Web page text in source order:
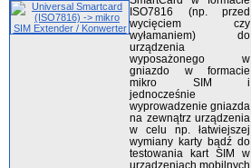
ISO7816 (np. przed
wycięciem czy
wyłamaniem) do
urządzenia
wyposażonego w
gniazdo w formacie
mikro SIM i
jednocześnie
wyprowadzenie gniazda
na zewnątrz urządzenia
w celu np. łatwiejszej
wymiany karty bądź do
testowania kart SIM w
urządzeniach mobilnych